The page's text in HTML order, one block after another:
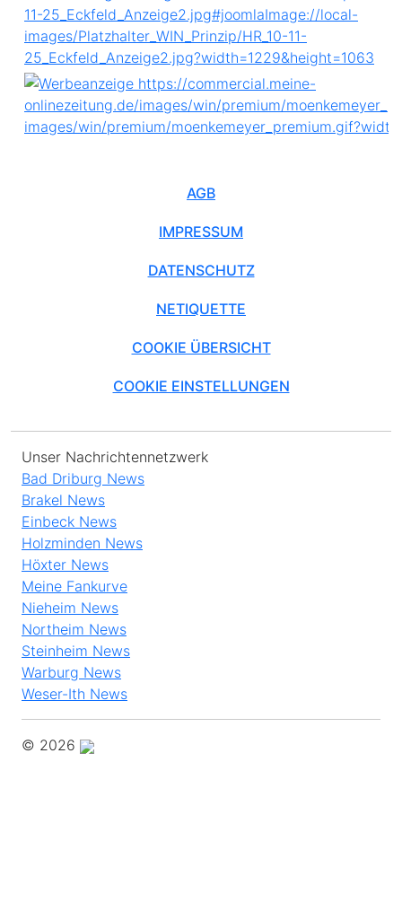
AGB
IMPRESSUM
DATENSCHUTZ
NETIQUETTE
COOKIE ÜBERSICHT
COOKIE EINSTELLUNGEN
Unser Nachrichtennetzwerk
Bad Driburg News
Brakel News
Einbeck News
Holzminden News
Höxter News
Meine Fankurve
Nieheim News
Northeim News
Steinheim News
Warburg News
Weser-Ith News
© 2026